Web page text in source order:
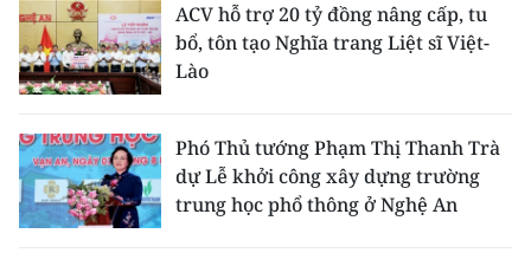
한국어
ACV hỗ trợ 20 tỷ đồng nâng cấp, tu
bổ, tôn tạo Nghĩa trang Liệt sĩ Việt-
Lào
Phó Thủ tướng Phạm Thị Thanh Trà
dự Lễ khởi công xây dựng trường
trung học phổ thông ở Nghệ An